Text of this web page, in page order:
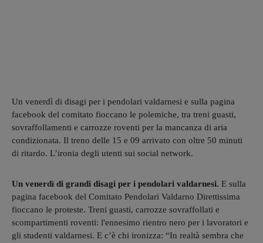
Un venerdì di disagi per i pendolari valdarnesi e sulla pagina
facebook del comitato fioccano le polemiche, tra treni guasti,
sovraffollamenti e carrozze roventi per la mancanza di aria
condizionata. Il treno delle 15 e 09 arrivato con oltre 50 minuti
di ritardo. L’ironia degli utenti sui social network.
Un venerdì di grandi disagi per i pendolari valdarnesi. E sulla
pagina facebook del Comitato Pendolari Valdarno Direttissima
fioccano le proteste. Treni guasti, carrozze sovraffollati e
scompartimenti roventi: l'ennesimo rientro nero per i lavoratori e
gli studenti valdarnesi. E c’è chi ironizza: “In realtà sembra che